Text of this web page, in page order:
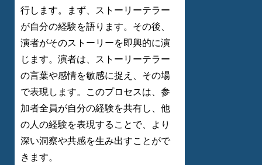
行します。まず、ストーリーテラー
が自分の経験を語ります。その後、
演者がそのストーリーを即興的に演
じます。演者は、ストーリーテラー
の言葉や感情を敏感に捉え、その場
で表現します。このプロセスは、参
加者全員が自分の経験を共有し、他
の人の経験を表現することで、より
深い洞察や共感を生み出すことがで
きます。